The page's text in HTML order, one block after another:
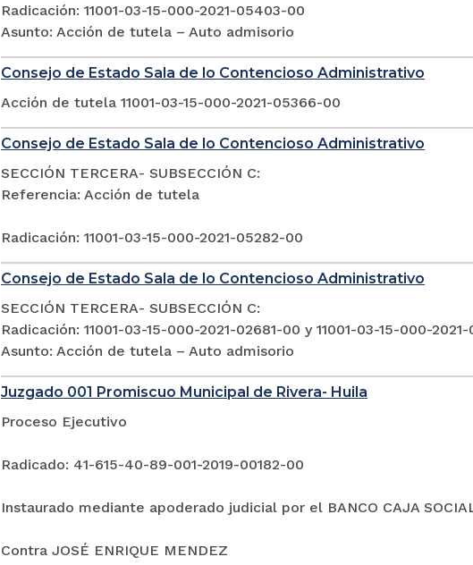
Radicación: 11001-03-15-000-2021-05403-00
Asunto: Acción de tutela – Auto admisorio
Consejo de Estado Sala de lo Contencioso Administrativo
Acción de tutela 11001-03-15-000-2021-05366-00
Consejo de Estado Sala de lo Contencioso Administrativo
SECCIÓN TERCERA- SUBSECCIÓN C:
Referencia: Acción de tutela
Radicación: 11001-03-15-000-2021-05282-00
Consejo de Estado Sala de lo Contencioso Administrativo
SECCIÓN TERCERA- SUBSECCIÓN C:
Radicación: 11001-03-15-000-2021-02681-00 y 11001-03-15-000-
Asunto: Acción de tutela – Auto admisorio
Juzgado 001 Promiscuo Municipal de Rivera- Huila
Proceso Ejecutivo
Radicado: 41-615-40-89-001-2019-00182-00
Instaurado mediante apoderado judicial por el BANCO CAJA
Contra JOSÉ ENRIQUE MENDEZ